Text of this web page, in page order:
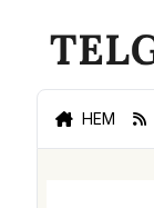
HEM